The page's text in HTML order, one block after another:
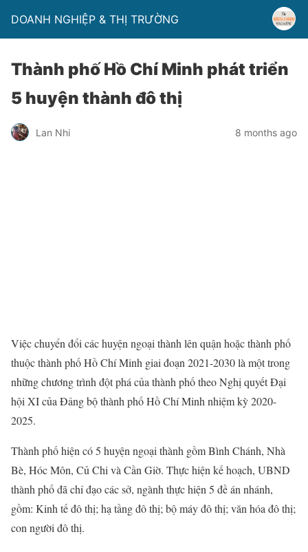
DOANH NGHIỆP & THỊ TRƯỜNG
Thành phố Hồ Chí Minh phát triển
5 huyện thành đô thị
Lan Nhi 8 months ago
Việc chuyển đổi các huyện ngoại thành lên quận hoặc thành phố
thuộc thành phố Hồ Chí Minh giai đoạn 2021-2030 là một trong
những chương trình đột phá của thành phố theo Nghị quyết Đại
hội XI của Đảng bộ thành phố Hồ Chí Minh nhiệm kỳ 2020-
2025.
Thành phố hiện có 5 huyện ngoại thành gồm Bình Chánh, Nhà
Bè, Hóc Môn, Củ Chi và Cần Giờ. Thực hiện kế hoạch, UBND
thành phố đã chỉ đạo các sở, ngành thực hiện 5 đề án nhánh,
gồm: Kinh tế đô thị; hạ tầng đô thị; bộ máy đô thị; văn hóa đô thị;
con người đô thị.